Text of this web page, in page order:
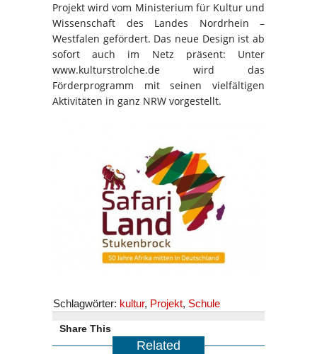
Projekt wird vom Ministerium für Kultur und
Wissenschaft des Landes Nordrhein –
Westfalen gefördert. Das neue Design ist ab
sofort auch im Netz präsent: Unter
www.kulturstrolche.de wird das
Förderprogramm mit seinen vielfältigen
Aktivitäten in ganz NRW vorgestellt.
Schlagwörter: kultur, Projekt, Schule
Share This
Related